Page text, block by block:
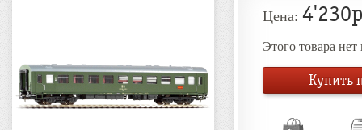
Цена:
Этого товара
Купить